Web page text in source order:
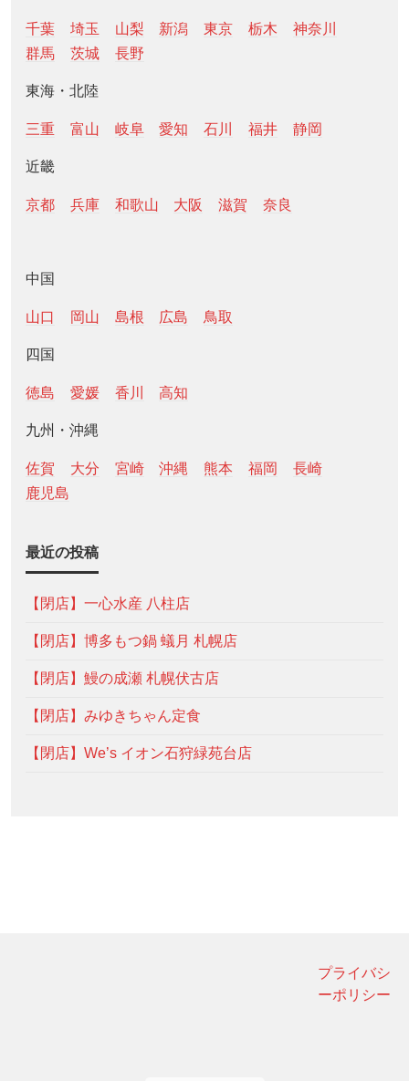
千葉 埼玉 山梨 新潟 東京 栃木
神奈川
群馬
茨城 長野
東海・北陸
三重 富山 岐阜 愛知 石川 福井 静岡
近畿
京都 兵庫 和歌山 大阪 滋賀 奈良
中国
山口 岡山 島根 広島 鳥取
四国
徳島 愛媛 香川 高知
九州・沖縄
佐賀 大分 宮崎 沖縄 熊本 福岡
長崎
鹿児島
最近の投稿
【閉店】一心水産 八柱店
【閉店】博多もつ鍋 蟻月 札幌店
【閉店】鰻の成瀬 札幌伏古店
【閉店】みゆきちゃん定食
【閉店】We’s イオン石狩緑苑台店
プライバシ
ーポリシー